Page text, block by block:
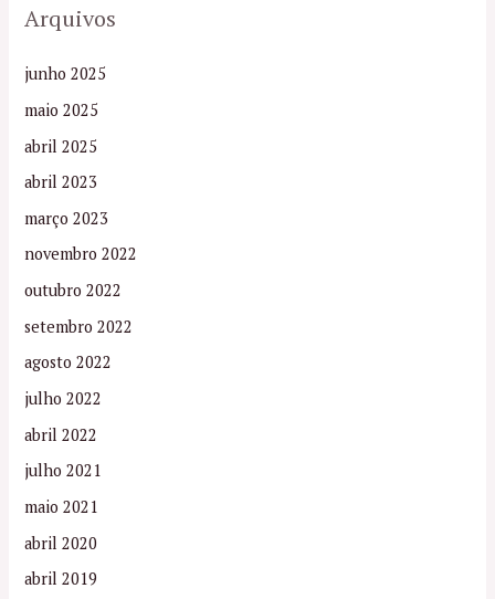
Arquivos
junho 2025
maio 2025
abril 2025
abril 2023
março 2023
novembro 2022
outubro 2022
setembro 2022
agosto 2022
julho 2022
abril 2022
julho 2021
maio 2021
abril 2020
abril 2019